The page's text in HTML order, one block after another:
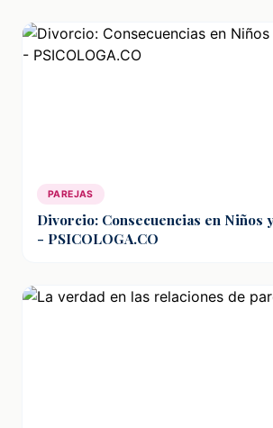
PAREJAS
Divorcio: Consecuencias en Niños
- PSICOLOGA.CO